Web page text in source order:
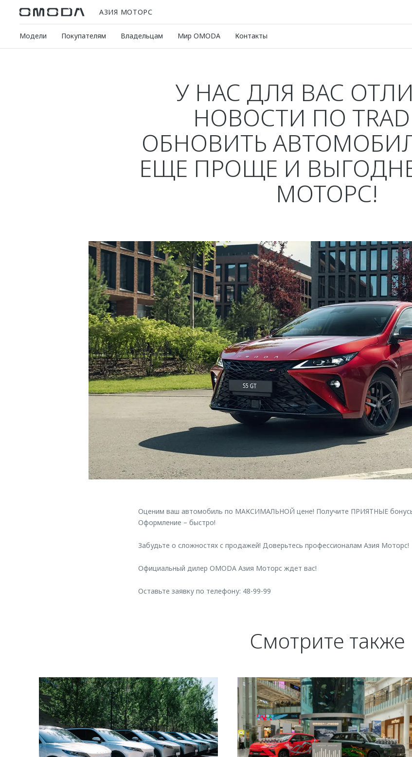
АЗИЯ МОТОРС
Модели Покупателям Владельцам Мир OMODA Контакты
У НАС ДЛЯ ВАС
НОВОСТИ ПО
ОБНОВИТЬ
ЕЩЕ ПРОЩЕ И
МОТОРС!
Оценим ваш автомобиль по МАКСИМАЛЬНОЙ цене! Получите ПРИЯТНЫЕ бонусы
Оформление – быстро!
Забудьте о сложностях с продажей! Доверьтесь профессионалам Азия Моторс!
Официальный дилер OMODA Азия Моторс ждет вас!
Оставьте заявку по телефону: 48-99-99
Смотрите также